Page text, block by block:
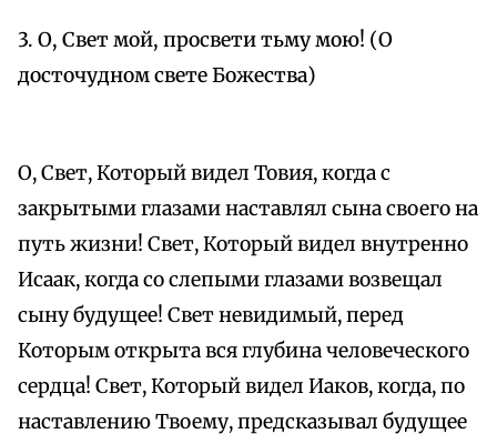
3. О, Свет мой, просвети тьму мою! (О
досточудном свете Божества)
О, Свет, Который видел Товия, когда с
закрытыми глазами наставлял сына своего на
путь жизни! Свет, Который видел внутренно
Исаак, когда со слепыми глазами возвещал
сыну будущее! Свет невидимый, перед
Которым открыта вся глубина человеческого
сердца! Свет, Который видел Иаков, когда, по
наставлению Твоему, предсказывал будущее